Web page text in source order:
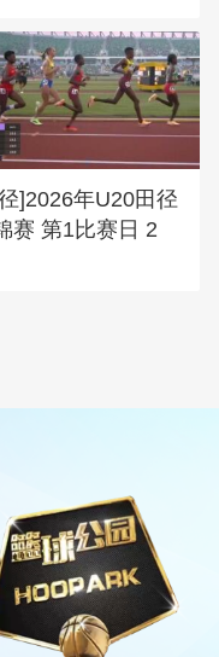
]2026年U20田径
赛 第1比赛日 2